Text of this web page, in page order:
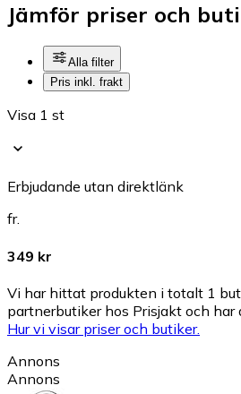
Jämför priser och
Alla filter
Pris inkl. frakt
Visa 1 st
Erbjudande utan direktlänk
fr.
349 kr
Vi har hittat produkten i totalt 1
partnerbutiker hos Prisjakt och
Hur vi visar priser och butiker.
Annons
Annons